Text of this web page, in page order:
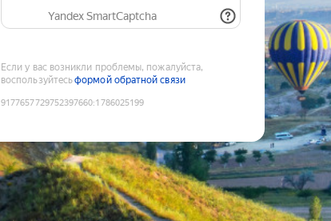
Yandex SmartCaptcha
Если у вас возникли проблемы, пожалуйста,
воспользуйтесьформой обратной связи
9177657729752397660:1786025199